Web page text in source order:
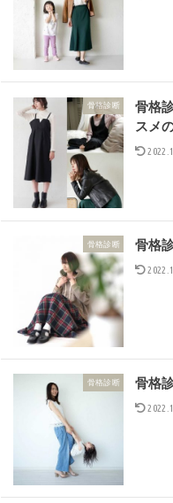
骨格診断
骨格
スメ
骨格診断 骨格
骨格診断 骨格